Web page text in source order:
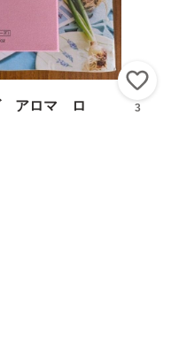
アロマ ロ
3